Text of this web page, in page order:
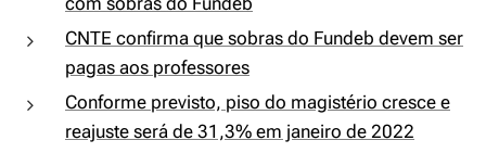
CNTE confirma que sobras do Fundeb devem ser
pagas aos professores
Conforme previsto, piso do magistério cresce e
reajuste será de 31,3% em janeiro de 2022